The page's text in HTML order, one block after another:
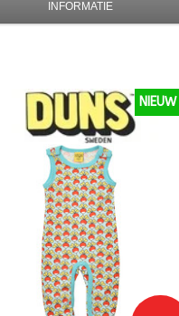
INFORMATIE
NIEUW